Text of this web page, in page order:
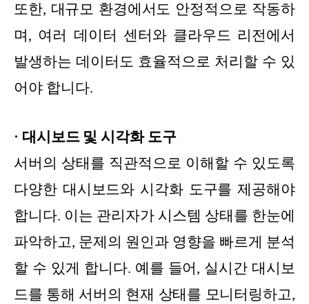
또한, 대규모 환경에서도 안정적으로 작동하
며, 여러 데이터 센터와 클라우드 리전에서
발생하는 데이터도 효율적으로 처리할 수 있
어야 합니다.
· 대시보드 및 시각화 도구
서버의 상태를 직관적으로 이해할 수 있도록
다양한 대시보드와 시각화 도구를 제공해야
합니다. 이는 관리자가 시스템 상태를 한눈에
파악하고, 문제의 원인과 영향을 빠르게 분석
할 수 있게 합니다. 예를 들어, 실시간 대시보
드를 통해 서버의 현재 상태를 모니터링하고,